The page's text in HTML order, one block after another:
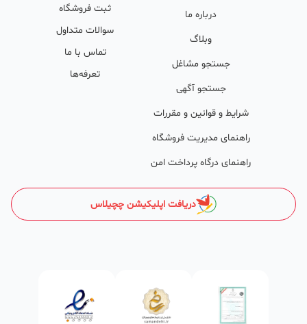
امکان پشتیبان اختصاصی به محض ورود هر کسب‌وکار، نظارت، تحلیل
وکمک پشتیبان‌ها در تولید محتوا و سئونویسی به کسب‌وکارها شرایط را
طوری فراهم کرده که تا الان کسب‌وکارهای فعال در چچیلاس با کلمات
کلیدی بسیار خوبی رتبه دریافت کرده و بازخورد‌های بسیار خوبی گرفته‌اند.
معرفی کنند؟
در واقع میتوان گفت تمامی کسب و کارهای مجاز در ایران و آنهایی که
ساختمان‌سازی و دکوراسیون
انواع مصالح ساختمانی از قبیل: شن‌، ماسه، پوکه معدنی، سیمان، گچ،
درباره ما
وبلاگ
جستجو مشاغل
جستجو آگهی
شرایط و قوانین و مقررات
راهنمای مدیریت فروشگاه
راهنمای درگاه پرداخت امن
ثبت فروشگاه
سوالات متداول
تماس با ما
تعرفه‌ها
دریافت اپلیکیشن چچیلاس